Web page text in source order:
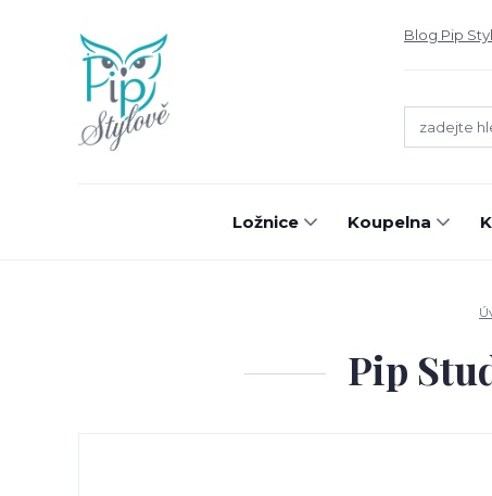
Blog Pip
Ložnice Koupelna
Pip